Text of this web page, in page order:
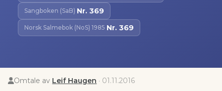
Sangboken (SaB)·Nr. 369
Norsk Salmebok (NoS) 1985·Nr. 369
Omtale av Leif Haugen · 01.11.2016